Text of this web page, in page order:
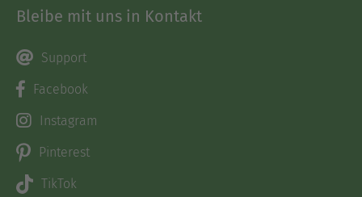
Bleibe mit uns in Kontakt
Support
Facebook
Instagram
Pinterest
TikTok